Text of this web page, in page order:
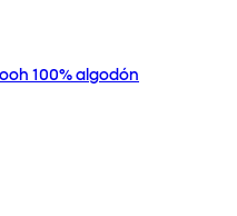
100% algodón